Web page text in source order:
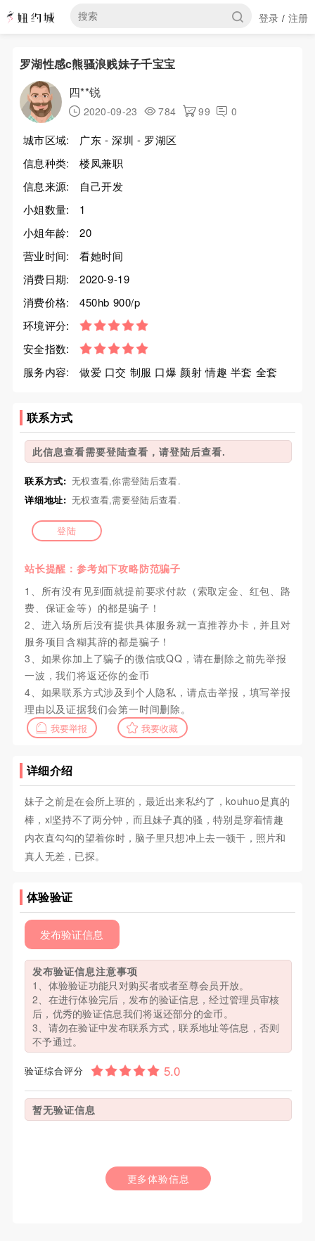
登录 / 注册
罗湖性感c熊骚浪贱妹子千宝宝
四**锐
2020-09-23 784 99 0
城市区域:
广东 - 深圳 - 罗湖区
信息种类:
楼凤兼职
信息来源:
自己开发
小姐数量:
1
小姐年龄:
20
营业时间:
看她时间
消费日期:
2020-9-19
消费价格:
450hb 900/p
环境评分:
安全指数:
服务内容:
做爱 口交 制服 口爆 颜射 情趣 半套 全套
联系方式
此信息查看需要登陆查看，请登陆后查看.
联系方式: 无权查看,你需登陆后查看.
详细地址: 无权查看,需要登陆后查看.
登陆
站长提醒：参考如下攻略防范骗子
1、所有没有见到面就提前要求付款（索取定金、红包、路
费、保证金等）的都是骗子！
2、进入场所后没有提供具体服务就一直推荐办卡，并且对
服务项目含糊其辞的都是骗子！
3、如果你加上了骗子的微信或QQ，请在删除之前先举报
一波，我们将返还你的金币
4、如果联系方式涉及到个人隐私，请点击举报，填写举报
理由以及证据我们会第一时间删除。
我要举报 我要收藏
详细介绍
妹子之前是在会所上班的，最近出来私约了，kouhuo是真的
棒，xl坚持不了两分钟，而且妹子真的骚，特别是穿着情趣
内衣直勾勾的望着你时，脑子里只想冲上去一顿干，照片和
真人无差，已探。
体验验证
发布验证信息
发布验证信息注意事项
1、体验验证功能只对购买者或者至尊会员开放。
2、在进行体验完后，发布的验证信息，经过管理员审核
后，优秀的验证信息我们将返还部分的金币。
3、请勿在验证中发布联系方式，联系地址等信息，否则
不予通过。
验证综合评分
暂无验证信息
更多体验信息